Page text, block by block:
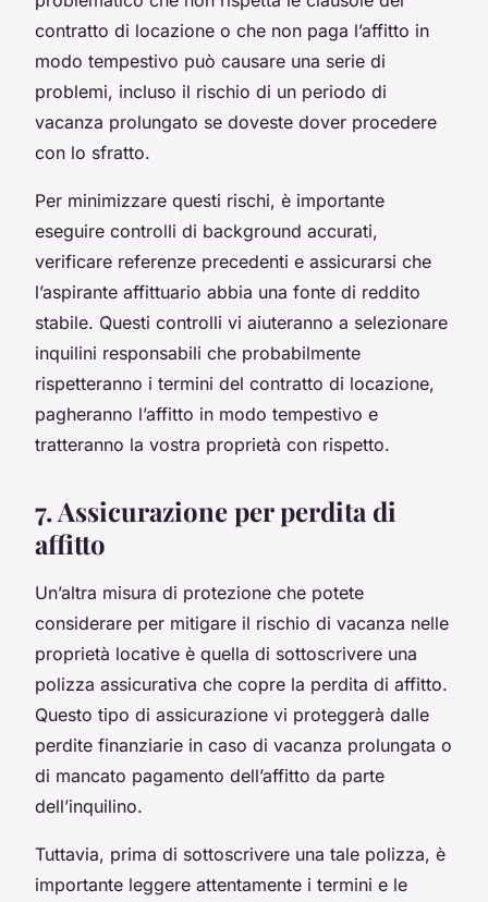
contratto di locazione o che non paga l’affitto in
modo tempestivo può causare una serie di
problemi, incluso il rischio di un periodo di
vacanza prolungato se doveste dover procedere
con lo sfratto.
Per minimizzare questi rischi, è importante
eseguire controlli di background accurati,
verificare referenze precedenti e assicurarsi che
l’aspirante affittuario abbia una fonte di reddito
stabile. Questi controlli vi aiuteranno a selezionare
inquilini responsabili che probabilmente
rispetteranno i termini del contratto di locazione,
pagheranno l’affitto in modo tempestivo e
tratteranno la vostra proprietà con rispetto.
7. Assicurazione per perdita di
affitto
Un’altra misura di protezione che potete
considerare per mitigare il rischio di vacanza nelle
proprietà locative è quella di sottoscrivere una
polizza assicurativa che copre la perdita di affitto.
Questo tipo di assicurazione vi proteggerà dalle
perdite finanziarie in caso di vacanza prolungata o
di mancato pagamento dell’affitto da parte
dell’inquilino.
Tuttavia, prima di sottoscrivere una tale polizza, è
importante leggere attentamente i termini e le